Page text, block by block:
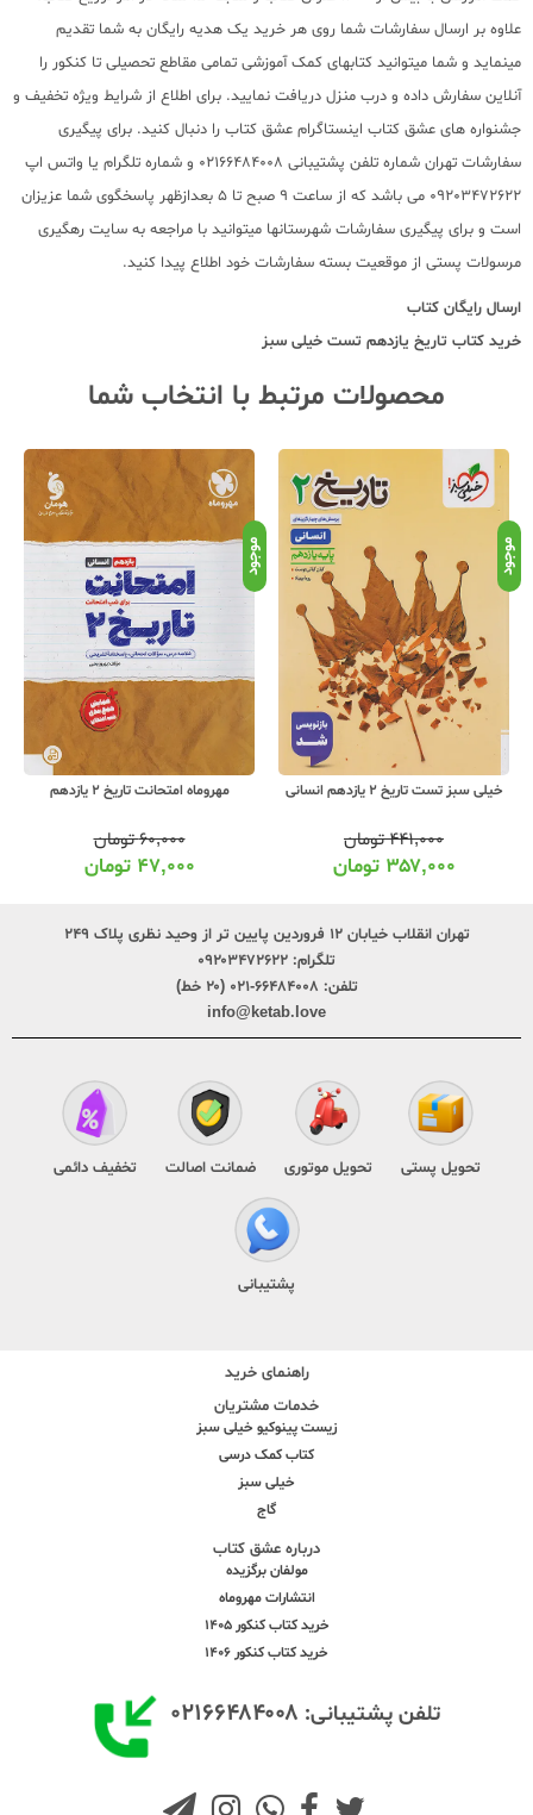
علاوه بر ارسال سفارشات شما روی هر خرید یک هدیه رایگان به شما تقدیم
مینماید و شما میتوانید کتابهای کمک آموزشی تمامی مقاطع تحصیلی تا کنکور را
آنلاین سفارش داده و درب منزل دریافت نمایید. برای اطلاع از شرایط ویژه تخفیف و
جشنواره های عشق کتاب اینستاگرام عشق کتاب را دنبال کنید. برای پیگیری
سفارشات تهران شماره تلفن پشتیبانی 02166484008 و شماره تلگرام یا واتس اپ
09203472622 می باشد که از ساعت 9 صبح تا 5 بعدازظهر پاسخگوی شما عزیزان
است و برای پیگیری سفارشات شهرستانها میتوانید با مراجعه به سایت رهگیری
مرسولات پستی از موقعیت بسته سفارشات خود اطلاع پیدا کنید.
ارسال رایگان کتاب
خرید کتاب تاریخ یازدهم تست خیلی سبز
محصولات مرتبط با انتخاب شما
موجود
خیلی سبز تست تاریخ 2 یازدهم انسانی
۴۴۱,۰۰۰تومان
۳۵۷,۰۰۰ تومان
موجود
مهروماه امتحانت تاریخ 2 یازدهم
۶۰,۰۰۰تومان
۴۷,۰۰۰ تومان
تهران انقلاب خیابان ۱۲ فروردین پایین تر از وحید نظری پلاک ۲۴۹
تلگرام: ۰۹۲۰۳۴۷۲۶۲۲
تلفن: ۶۶۴۸۴۰۰۸-۰۲۱ (۲۰ خط)
info@ketab.love
تحویل پستی تحویل موتوری ضمانت اصالت تخفیف دائمی
پشتیبانی
راهنمای خرید
خدمات مشتریان
زیست پینوکیو خیلی سبز
کتاب کمک درسی
خیلی سبز
گاج
درباره عشق کتاب
مولفان برگزیده
انتشارات مهروماه
خرید کتاب کنکور 1405
خرید کتاب کنکور 1406
تلفن پشتیبانی: ۰۲۱۶۶۴۸۴۰۰۸